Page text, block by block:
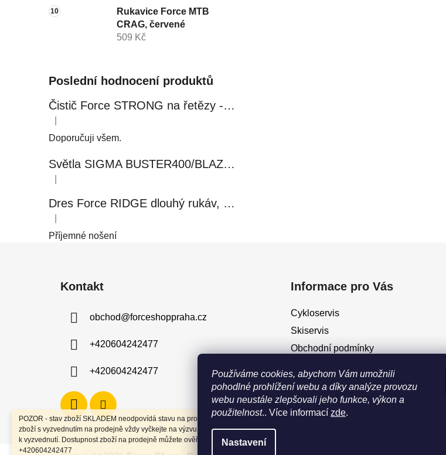
Používáme cookies, abychom Vám umožnili
pohodlné prohlížení webu a díky analýze provozu
webu neustále zlepšovali jeho funkce, výkon a
použitelnost.. Více informací zde.
Nastavení
POZOR - stav zboží SKLADEM neodpovídá stavu na prodejně. Při objednání
zboží s vyzvednutím na prodejně vždy vyčkejte na výzvu, že je zboží připraveno
k vyzvednutí. Dostupnost zboží na prodejně můžete ověřit na tel
+420604242477
Rukavice Force MTB
CRAG, červené
509 Kč
Poslední hodnocení produktů
Čistič Force STRONG na řetězy - 0,5 l, láhev - růžový
Hodnocení produktu je 5 z 5 hvězdiček.
Doporučuji všem.
Světla SIGMA BUSTER400/BLAZE FLASH, přední+zadní
Hodnocení produktu je 5 z 5 hvězdiček.
Dres Force RIDGE dlouhý rukáv, černo-modrý
Hodnocení produktu je 5 z 5 hvězdiček.
Příjemné nošení
Kontakt
obchod@forceshoppraha.cz
+420604242477
+420604242477
Informace pro Vás
Cykloservis
Skiservis
Obchodní podmínky
Jak vrátit / vyměnit zboží?